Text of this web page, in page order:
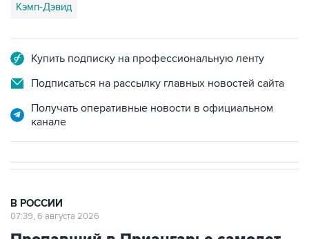
Кэмп-Дэвид
Купить подписку на профессиональную ленту
Подписаться на рассылку главных новостей сайта
Получать оперативные новости в официальном
канале
В РОССИИ
07:39, 6 августа 2026